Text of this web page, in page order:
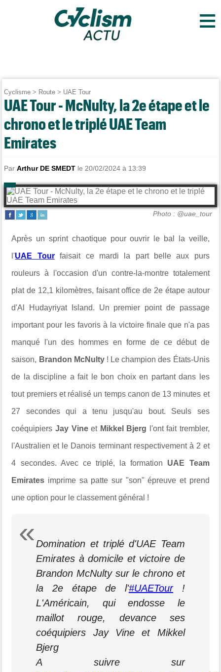
≡
Cyclisme > Route > UAE Tour
UAE Tour - McNulty, la 2e étape et le
chrono et le triplé UAE Team
Emirates
ParArthur DE SMEDT le 20/02/2024 à 13:39
Photo : @uae_tour
Après un sprint chaotique pour ouvrir le bal la veille,
l'UAE Tourfaisait ce mardi la part belle aux purs
rouleurs à l'occasion d'un contre-la-montre totalement
plat de 12,1 kilomètres, faisant office de 2e étape autour
d'Al Hudayriyat Island. Un premier point de passage
important pour les favoris à la victoire finale que n'a pas
manqué l'un des hommes en forme de ce début de
saison, Brandon McNulty! Le champion des États-Unis
de la discipline a fait le bon choix en partant dans les
tout premiers et réalisé un temps canon de 13 minutes et
27 secondes qui a tenu jusqu'au bout. Seuls ses
coéquipiers Jay Vineet Mikkel Bjerg l'ont fait trembler,
l'Australien et le Danois terminant respectivement à 2 et
4 secondes. Avec ce triplé, la formation UAE Team
Emirates imprime sa patte sur "son" épreuve et prend
une option pour le classement général !
Domination et triplé d'UAE Team
Emirates à domicile et victoire de
Brandon McNulty sur le chrono et
la 2e étape de l'#UAETour!
L'Américain, qui endosse le
maillot rouge, devance ses
coéquipiers Jay Vine et Mikkel
Bjerg
A suivre sur